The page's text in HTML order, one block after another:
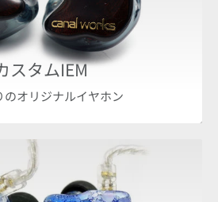
スタムIEM
のオリジナルイヤホン